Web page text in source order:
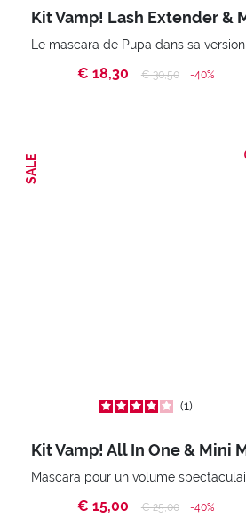
€ 18,30
Price reduced from
€ 30,50to -40%
SALE
1
€ 15,00
Price reduced from
€ 25,00to -40%